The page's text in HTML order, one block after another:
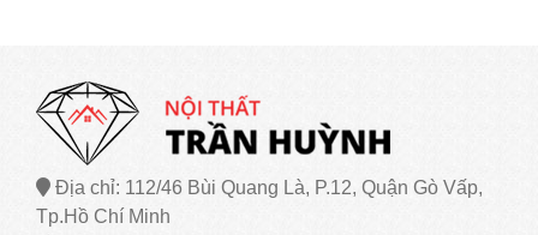
Địa chỉ: 112/46 Bùi Quang Là, P.12, Quận Gò Vấp,
Tp.Hồ Chí Minh